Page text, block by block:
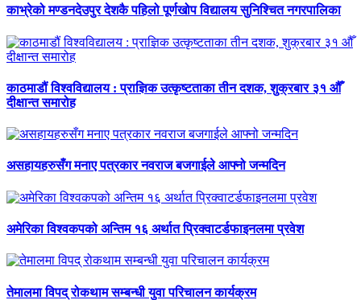
काभ्रेको मण्डनदेउपुर देशकै पहिलो पूर्णखोप विद्यालय सुनिश्चित नगरपालिका
काठमाडौं विश्वविद्यालय : प्राज्ञिक उत्कृष्टताका तीन दशक, शुक्रबार ३१ औँ
दीक्षान्त समारोह
असहायहरुसँग मनाए पत्रकार नवराज बजगाईले आफ्नो जन्मदिन
अमेरिका विश्वकपको अन्तिम १६ अर्थात प्रिक्वाटर्डफाइनलमा प्रवेश
तेमालमा विपद् रोकथाम सम्बन्धी युवा परिचालन कार्यक्रम